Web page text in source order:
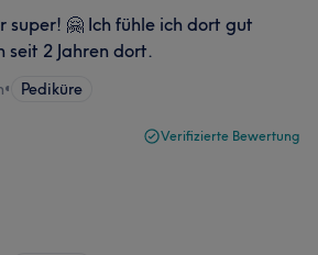
super! 🤗 Ich fühle ich dort gut
seit 2 Jahren dort.
• Pediküre
Verifizierte Bewertung